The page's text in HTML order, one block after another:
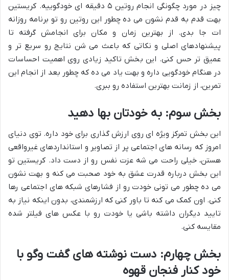
چیز در مورد چگونگی انجام روتین ۵ دقیقه ای خودگوییه. کریستین
بهت قدم به قدم نشون می ده چطور این روتین رو تو برنامه روزانه
ات جا بدی. از بهترین زمان و مکان برای انجامش گرفته تا
پیشنهادهای اصلی و نکاتی که باعث می شن نتایج رو سریع تر و
عمیق تر حس کنی. این بخش تاکید زیادی روی اهمیت احساسات
در هنگام خودگویی داره و بهت یاد می ده که چطور بعد از انجام این
تمرین، از زمانت بهترین استفاده رو ببری.
بخش سوم: به خودتان بها دهید
این بخش تمرکز ویژه ای روی ارزش گذاری برای خود داره. توی دنیای
امروز که رسانه های اجتماعی پر از تصاویر و استانداردهای غیرواقعی
هستن، خیلی راحت می شه عزت نفس رو از دست داد. کریستین تو
این بخش درباره قدرت عشق به خود صحبت می کنه و بهت نشون
می ده چطور می تونی خودت رو از فشارهای شبکه های اجتماعی رها
کنی. اون کمک می کنه تا باور کنی که ارزشمندی، بدون اینکه نیاز به
تایید دیگران داشته باشی یا خودت رو با عکس های فیلتر شده
مقایسه کنی.
بخش چهارم: دست نوشته های گفت وگو با
خود کنار فنجان قهوه